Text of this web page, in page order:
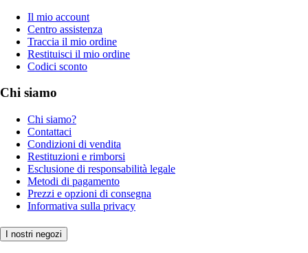
Il mio account
Centro assistenza
Traccia il mio ordine
Restituisci il mio ordine
Codici sconto
Chi siamo
Chi siamo?
Contattaci
Condizioni di vendita
Restituzioni e rimborsi
Esclusione di responsabilità legale
Metodi di pagamento
Prezzi e opzioni di consegna
Informativa sulla privacy
I nostri negozi